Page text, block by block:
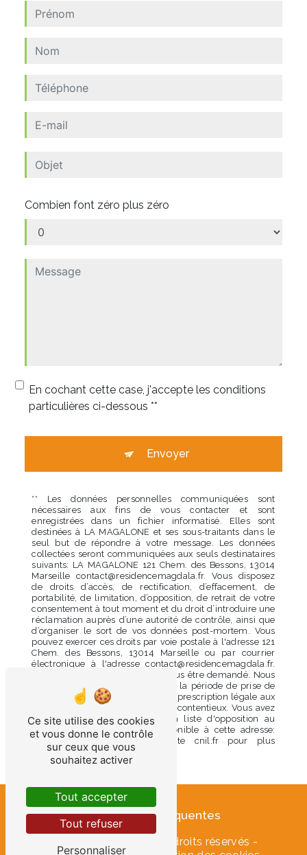
Combien font zéro plus zéro
En cochant cette case, j'accepte les conditions
particulières ci-dessous **
Envoyer
** Les données personnelles communiquées sont
nécessaires aux fins de vous contacter et sont
enregistrées dans un fichier informatisé. Elles sont
destinées à LA MAGALONE et ses sous-traitants dans le
seul but de répondre à votre message. Les données
collectées seront communiquées aux seuls destinataires
suivants: LA MAGALONE 121 Chem. des Bessons, 13014
Marseille contact@residencemagdala.fr. Vous disposez
de droits d’accès, de rectification, d’effacement, de
portabilité, de limitation, d’opposition, de retrait de votre
consentement à tout moment et du droit d’introduire une
réclamation auprès d’une autorité de contrôle, ainsi que
d’organiser le sort de vos données post-mortem. Vous
pouvez exercer ces droits par voie postale à l'adresse 121
Chem. des Bessons, 13014 Marseille ou par courrier
électronique à l'adresse contact@residencemagdala.fr.
Un justificatif d'identité pourra vous être demandé. Nous
conservons vos données pendant la période de prise de
contact puis pendant la durée de prescription légale aux
fins probatoires et de gestion des contentieux. Vous avez
le droit de vous inscrire sur la liste d'opposition au
démarchage téléphonique, disponible à cette adresse:
Bloctel.gouv.fr . Consultez le site cnil.fr pour plus
d’informations sur vos droits.
Recherches fréquentes
- 2026 - Tous droits réservés -
Ce site utilise des cookies
et vous donne le contrôle
sur ceux que vous
souhaitez activer
Tout accepter
Tout refuser
Personnaliser